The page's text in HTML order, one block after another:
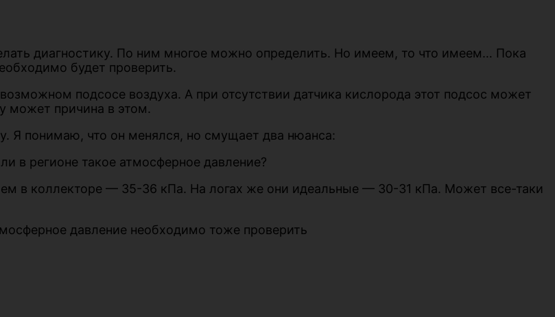
диагностику. По ним многое можно определить. Но имеем, то что имеем… Пока
будет проверить.
подсосе воздуха. А при отсутствии датчика кислорода этот подсос может
может причина в этом.
Я понимаю, что он менялся, но смущает два нюанса:
в регионе такое атмосферное давление?
в коллекторе — 35-36 кПа. На логах же они идеальные — 30-31 кПа. Может все-таки
давление необходимо тоже проверить